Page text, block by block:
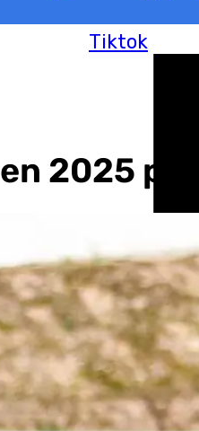
Tiktok
2025